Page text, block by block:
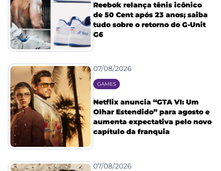
Reebok relança tênis icônico
de 50 Cent após 23 anos; saiba
tudo sobre o retorno do G-Unit
G6
07/08/2026
GAMES
Netflix anuncia “GTA VI: Um
Olhar Estendido” para agosto e
aumenta expectativa pelo novo
capítulo da franquia
07/08/2026